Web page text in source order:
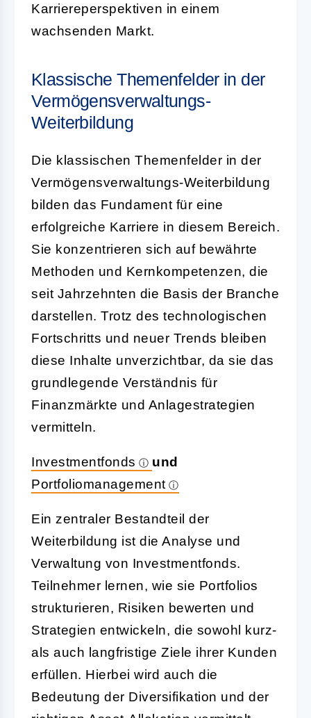
Karriereperspektiven in einem
wachsenden Markt.
Klassische Themenfelder in der
Vermögensverwaltungs-
Weiterbildung
Die klassischen Themenfelder in der
Vermögensverwaltungs-Weiterbildung
bilden das Fundament für eine
erfolgreiche Karriere in diesem Bereich.
Sie konzentrieren sich auf bewährte
Methoden und Kernkompetenzen, die
seit Jahrzehnten die Basis der Branche
darstellen. Trotz des technologischen
Fortschritts und neuer Trends bleiben
diese Inhalte unverzichtbar, da sie das
grundlegende Verständnis für
Finanzmärkte und Anlagestrategien
vermitteln.
Investmentfonds
und
Portfoliomanagement
Ein zentraler Bestandteil der
Weiterbildung ist die Analyse und
Verwaltung von Investmentfonds.
Teilnehmer lernen, wie sie Portfolios
strukturieren, Risiken bewerten und
Strategien entwickeln, die sowohl kurz-
als auch langfristige Ziele ihrer Kunden
erfüllen. Hierbei wird auch die
Bedeutung der Diversifikation und der